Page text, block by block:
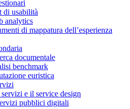
di usabilità
analytics
di mappatura dell’esperienza
documentale
benchmark
euristica
e il service design
pubblici digitali